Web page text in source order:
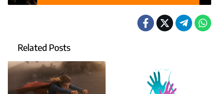
Related Posts